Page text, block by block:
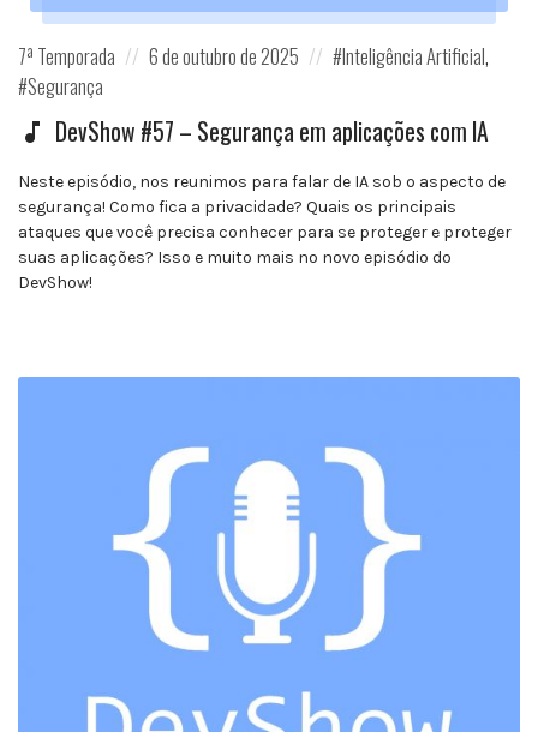
Posted
in:
7ª Temporada
Posted
6 de outubro de 2025
Posted
Inteligência Artificial,
Segurança
DevShow #57 – Segurança em aplicações com IA
Neste episódio, nos reunimos para falar de IA sob o aspecto de
segurança! Como fica a privacidade? Quais os principais
ataques que você precisa conhecer para se proteger e proteger
suas aplicações? Isso e muito mais no novo episódio do
DevShow!